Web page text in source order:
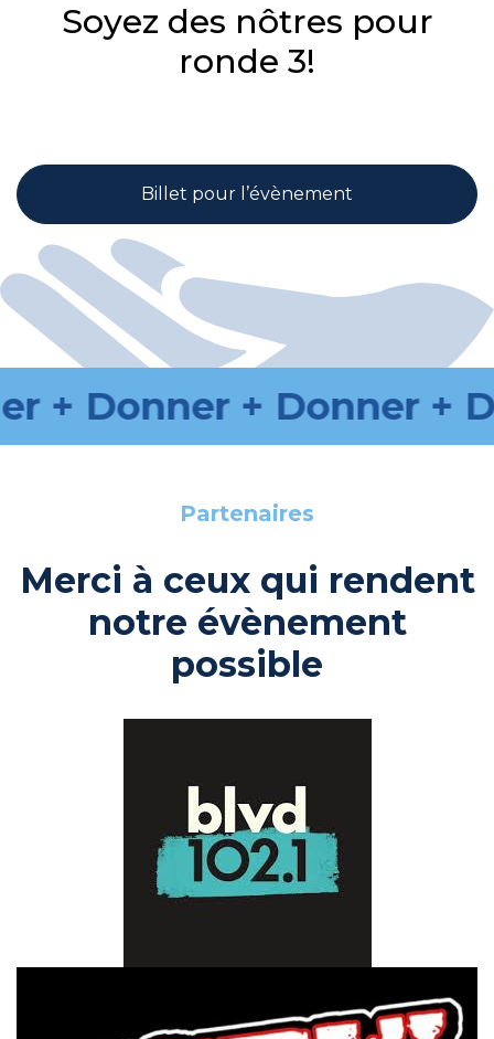
Soyez des nôtres pour
ronde 3!
Billet pour l’évènement
+ Donner + Donner +
Partenaires
Merci à ceux qui rendent
notre évènement
possible